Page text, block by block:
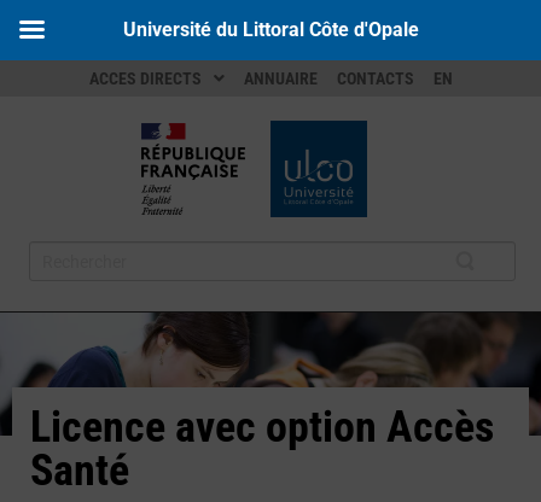
ACCES DIRECTS ANNUAIRE CONTACTS EN
Licence avec option Accès
Santé
Université du Littoral Côte d'Opale